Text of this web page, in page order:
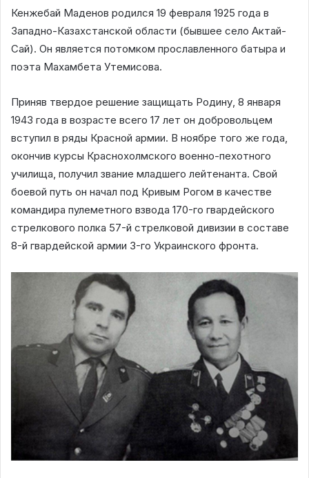
Кенжебай Маденов родился 19 февраля 1925 года в
Западно-Казахстанской области (бывшее село Актай-
Сай). Он является потомком прославленного батыра и
поэта Махамбета Утемисова.
Приняв твердое решение защищать Родину, 8 января
1943 года в возрасте всего 17 лет он добровольцем
вступил в ряды Красной армии. В ноябре того же года,
окончив курсы Краснохолмского военно-пехотного
училища, получил звание младшего лейтенанта. Свой
боевой путь он начал под Кривым Рогом в качестве
командира пулеметного взвода 170-го гвардейского
стрелкового полка 57-й стрелковой дивизии в составе
8-й гвардейской армии 3-го Украинского фронта.